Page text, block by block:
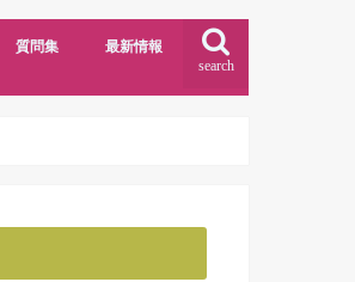
search
質問集 最新情報